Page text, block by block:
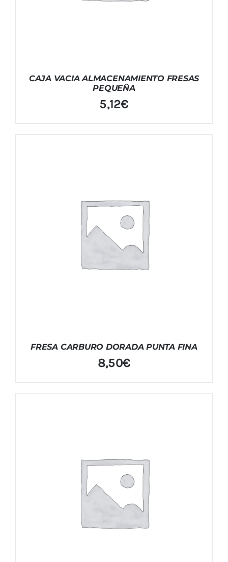
CAJA VACIA ALMACENAMIENTO FRESAS
PEQUEÑA
5,12€
FRESA CARBURO DORADA PUNTA FINA
8,50€